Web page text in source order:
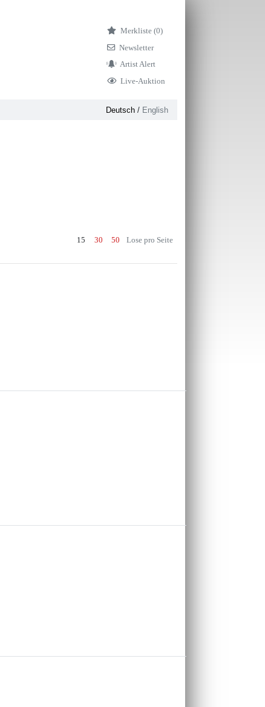
Merkliste (0)
Newsletter
Artist Alert
Live-Auktion
Deutsch/ English
15 30 50 Lose pro Seite